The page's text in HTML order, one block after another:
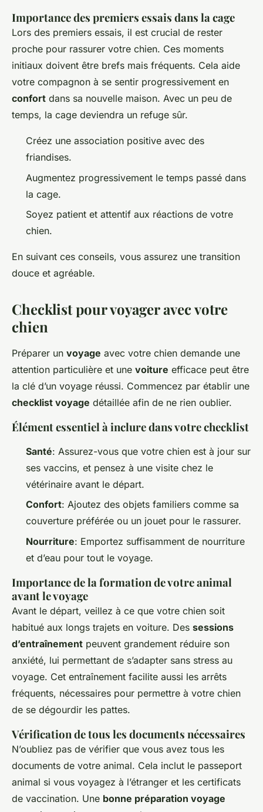
Importance des premiers essais dans la cage
Lors des premiers essais, il est crucial de rester
proche pour rassurer votre chien. Ces moments
initiaux doivent être brefs mais fréquents. Cela aide
votre compagnon à se sentir progressivement en
confort dans sa nouvelle maison. Avec un peu de
temps, la cage deviendra un refuge sûr.
Créez une association positive avec des
friandises.
Augmentez progressivement le temps passé dans
la cage.
Soyez patient et attentif aux réactions de votre
chien.
En suivant ces conseils, vous assurez une transition
douce et agréable.
Checklist pour voyager avec votre
chien
Préparer un voyage avec votre chien demande une
attention particulière et une voiture efficace peut être
la clé d’un voyage réussi. Commencez par établir une
checklist voyage détaillée afin de ne rien oublier.
Élément essentiel à inclure dans votre checklist
Santé: Assurez-vous que votre chien est à jour sur
ses vaccins, et pensez à une visite chez le
vétérinaire avant le départ.
Confort: Ajoutez des objets familiers comme sa
couverture préférée ou un jouet pour le rassurer.
Nourriture: Emportez suffisamment de nourriture
et d’eau pour tout le voyage.
Importance de la formation de votre animal
avant le voyage
Avant le départ, veillez à ce que votre chien soit
habitué aux longs trajets en voiture. Des sessions
d’entraînement peuvent grandement réduire son
anxiété, lui permettant de s’adapter sans stress au
voyage. Cet entraînement facilite aussi les arrêts
fréquents, nécessaires pour permettre à votre chien
de se dégourdir les pattes.
Vérification de tous les documents nécessaires
N’oubliez pas de vérifier que vous avez tous les
documents de votre animal. Cela inclut le passeport
animal si vous voyagez à l’étranger et les certificats
de vaccination. Une bonne préparation voyage